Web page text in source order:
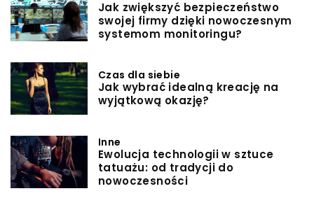
Jak zwiększyć bezpieczeństwo
swojej firmy dzięki nowoczesnym
systemom monitoringu?
Czas dla siebie
Jak wybrać idealną kreację na
wyjątkową okazję?
Inne
Ewolucja technologii w sztuce
tatuażu: od tradycji do
nowoczesności